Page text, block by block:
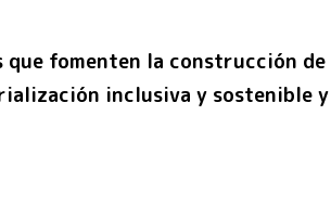
que fomenten la construcción
inclusiva y sostenible